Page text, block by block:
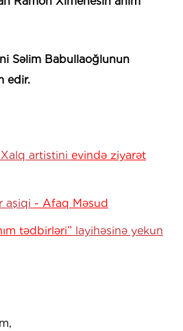
Səlim Babullaoğlunun
edir.
artistini evində ziyarət
aşiqi - Afaq Məsud
tədbirləri” layihəsinə yekun